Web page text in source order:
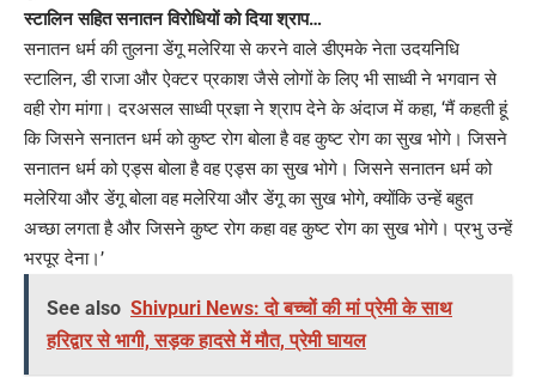
स्टालिन सहित सनातन विरोधियों को दिया श्राप…
सनातन धर्म की तुलना डेंगू मलेरिया से करने वाले डीएमके नेता उदयनिधि
स्टालिन, डी राजा और ऐक्टर प्रकाश जैसे लोगों के लिए भी साध्वी ने भगवान से
वही रोग मांगा। दरअसल साध्वी प्रज्ञा ने श्राप देने के अंदाज में कहा, ‘मैं कहती हूं
कि जिसने सनातन धर्म को कुष्ट रोग बोला है वह कुष्ट रोग का सुख भोगे। जिसने
सनातन धर्म को एड्स बोला है वह एड्स का सुख भोगे। जिसने सनातन धर्म को
मलेरिया और डेंगू बोला वह मलेरिया और डेंगू का सुख भोगे, क्योंकि उन्हें बहुत
अच्छा लगता है और जिसने कुष्ट रोग कहा वह कुष्ट रोग का सुख भोगे। प्रभु उन्हें
भरपूर देना।’
See also Shivpuri News: दो बच्चों की मां प्रेमी के साथ
हरिद्वार से भागी, सड़क हादसे में मौत, प्रेमी घायल